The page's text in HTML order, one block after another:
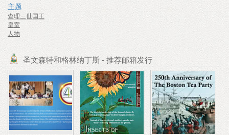
主题
查理三世国王
皇室
人物
圣文森特和格林纳丁斯 - 推荐邮箱发行